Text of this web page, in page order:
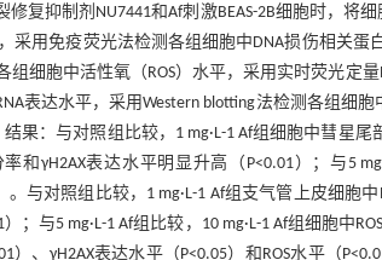
修复抑制剂NU7441和Af刺激BEAS-2B细胞时，
采用免疫荧光法检测各组细胞中DNA损伤相关蛋
组细胞中活性氧（ROS）水平，采用实时荧光定
表达水平，采用Western blotting法检测各组细
果：与对照组比较，1 mg·L-1 Af组细胞中彗星
和γH2AX表达水平明显升高（P<0.01）；与5
与对照组比较，1 mg·L-1 Af组支气管上皮细胞中
；与5 mg·L-1 Af组比较，10 mg·L-1 Af组细胞中
、γH2AX表达水平（P<0.05）和ROS水平（